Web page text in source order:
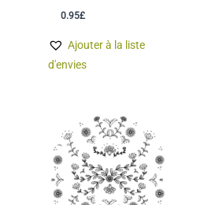
0.95£
Ajouter à la liste
d'envies